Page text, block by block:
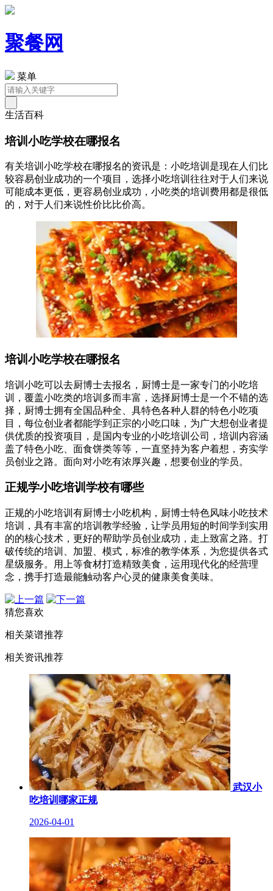
聚餐网
菜单
生活百科
培训小吃学校在哪报名
有关培训小吃学校在哪报名的资讯是：小吃培训是现在人们比
较容易创业成功的一个项目，选择小吃培训往往对于人们来说
可能成本更低，更容易创业成功，小吃类的培训费用都是很低
的，对于人们来说性价比比价高。
培训小吃学校在哪报名
培训小吃可以去厨博士去报名，厨博士是一家专门的小吃培
训，覆盖小吃类的培训多而丰富，选择厨博士是一个不错的选
择，厨博士拥有全国品种全、具特色各种人群的特色小吃项
目，每位创业者都能学到正宗的小吃口味，为广大想创业者提
供优质的投资项目，是国内专业的小吃培训公司，培训内容涵
盖了特色小吃、面食饼类等等，一直坚持为客户着想，夯实学
员创业之路。面向对小吃有浓厚兴趣，想要创业的学员。
正规学小吃培训学校有哪些
正规的小吃培训有厨博士小吃机构，厨博士特色风味小吃技术
培训，具有丰富的培训教学经验，让学员用短的时间学到实用
的的核心技术，更好的帮助学员创业成功，走上致富之路。打
破传统的培训、加盟、模式，标准的教学体系，为您提供各式
星级服务。用上等食材打造精致美食，运用现代化的经营理
念，携手打造最能触动客户心灵的健康美食美味。
猜您喜欢
相关菜谱推荐
相关资讯推荐
武汉小
吃培训哪家正规
2026-04-01